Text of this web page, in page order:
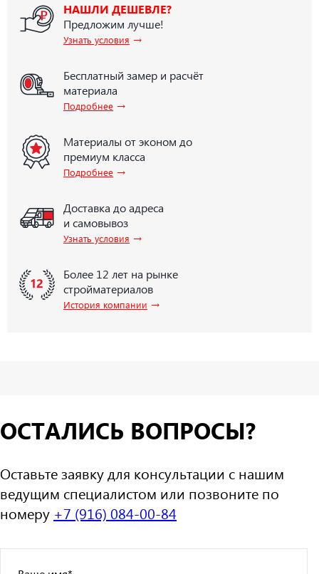
НАШЛИ ДЕШЕВЛЕ?
Предложим лучше!
Узнать условия →
Бесплатный замер и расчёт
материала
Подробнее →
Материалы от эконом до
премиум класса
Подробнее →
Доставка до адреса
и самовывоз
Узнать условия →
Более 12 лет на рынке
стройматериалов
История компании →
ОСТАЛИСЬ ВОПРОСЫ?
Оставьте заявку для консультации с нашим
ведущим специалистом или позвоните по
номеру +7 (916) 084-00-84